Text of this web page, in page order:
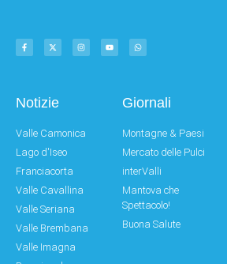
Notizie
Valle Camonica
Lago d'Iseo
Franciacorta
Valle Cavallina
Valle Seriana
Valle Brembana
Valle Imagna
Giornali
Montagne & Paesi
Mercato delle Pulci
interValli
Mantova che
Spettacolo!
Buona Salute